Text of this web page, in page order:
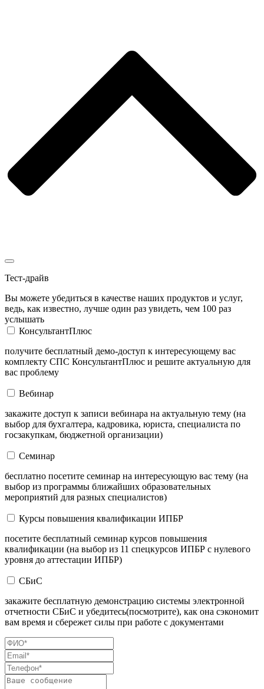
Тест-драйв
Вы можете убедиться в качестве наших продуктов и услуг,
ведь, как известно, лучше один раз увидеть, чем 100 раз
услышать
КонсультантПлюс
получите бесплатный демо-доступ к интересующему вас
комплекту СПС КонсультантПлюс и решите актуальную для
вас проблему
Вебинар
закажите доступ к записи вебинара на актуальную тему (на
выбор для бухгалтера, кадровика, юриста, специалиста по
госзакупкам, бюджетной организации)
Семинар
бесплатно посетите семинар на интересующую вас тему (на
выбор из программы ближайших образовательных
мероприятий для разных специалистов)
Курсы повышения квалификации ИПБР
посетите бесплатный семинар курсов повышения
квалификации (на выбор из 11 спецкурсов ИПБР с нулевого
уровня до аттестации ИПБР)
СБиС
закажите бесплатную демонстрацию системы электронной
отчетности СБиС и убедитесь(посмотрите), как она сэкономит
вам время и сбережет силы при работе с документами